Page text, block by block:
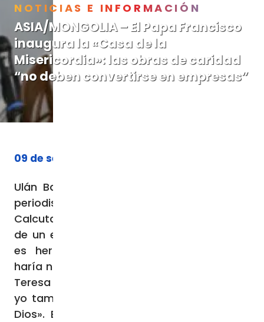
NOTICIAS E INFORMACIÓN
ASIA/MONGOLIA – El Papa Francisco
inaugura la «Casa de la
Misericordia»: las obras de caridad
“no deben convertirse en empresas”
09 de septiembre de 2023
Ulán Bator (Agencia Fides) – Una vez un
periodista, mirando a la Madre Teresa de
Calcuta inclinada sobre la herida maloliente
de un enfermo, le dijo: «Lo que usted hace
es hermoso, pero personalmente no lo
haría ni por un millón de dólares». La Madre
Teresa respondió: «Por un millón de dólares
yo tampoco lo haría. Lo hago por amor a
Dios». El episodio ha sido relatado por el